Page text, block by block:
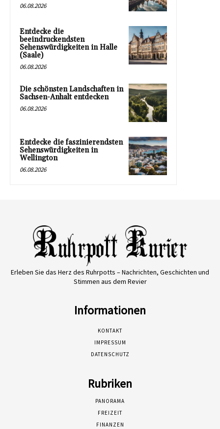
06.08.2026
Entdecke die
beeindruckendsten
Sehenswürdigkeiten in Halle
(Saale)
06.08.2026
Die schönsten Landschaften in
Sachsen-Anhalt entdecken
06.08.2026
Entdecke die faszinierendsten
Sehenswürdigkeiten in
Wellington
06.08.2026
Erleben Sie das Herz des Ruhrpotts – Nachrichten, Geschichten und
Stimmen aus dem Revier
Informationen
KONTAKT
IMPRESSUM
DATENSCHUTZ
Rubriken
PANORAMA
FREIZEIT
FINANZEN